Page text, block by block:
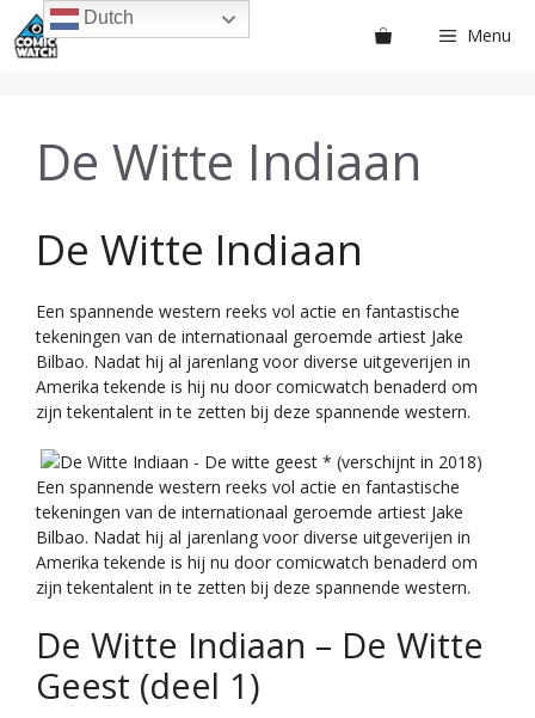
naar
de
Menu
De Witte Indiaan
De Witte Indiaan
Een spannende western reeks vol actie en fantastische
tekeningen van de internationaal geroemde artiest Jake
Bilbao. Nadat hij al jarenlang voor diverse uitgeverijen in
Amerika tekende is hij nu door comicwatch benaderd om
zijn tekentalent in te zetten bij deze spannende western.
Een spannende western reeks vol actie en fantastische
tekeningen van de internationaal geroemde artiest Jake
Bilbao. Nadat hij al jarenlang voor diverse uitgeverijen in
Amerika tekende is hij nu door comicwatch benaderd om
zijn tekentalent in te zetten bij deze spannende western.
De Witte Indiaan – De Witte
Geest (deel 1)
Dutch